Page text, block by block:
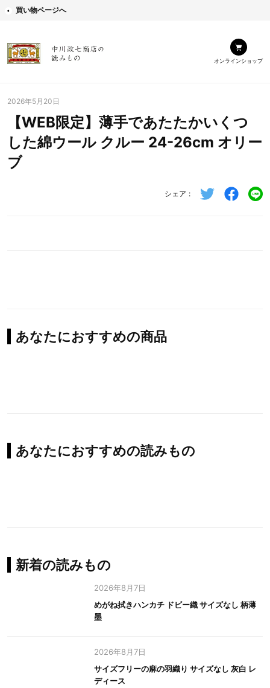
買い物ページへ
オンラインショップ
2026年5月20日
【WEB限定】薄手であたたかいくつ
した綿ウール クルー 24-26cm オリー
ブ
シェア
あなたにおすすめの商品
あなたにおすすめの読みもの
新着の読みもの
2026年8月7日
めがね拭きハンカチ ドビー織 サイズなし 柄薄
墨
2026年8月7日
サイズフリーの麻の羽織り サイズなし 灰白 レ
ディース